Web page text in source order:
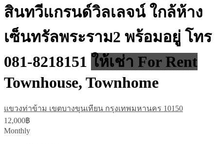
สินทวีแกรนด์วิลเลจน์ ใกล้ห้าง
เซ็นทรัลพระราม2 พร้อมอยู่ โทร
081-8218151 ให้เช่า For Rent
Townhouse, Townhome
แขวงท่าข้าม เขตบางขุนเทียน กรุงเทพมหานคร 10150
12,000฿
Monthly